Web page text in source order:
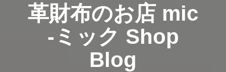
革財布のお店 mic
-ミック Shop
Blog